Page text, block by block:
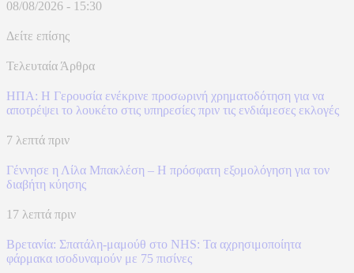
08/08/2026 - 15:30
Δείτε επίσης
Τελευταία Άρθρα
ΗΠΑ: Η Γερουσία ενέκρινε προσωρινή χρηματοδότηση για να
αποτρέψει το λουκέτο στις υπηρεσίες πριν τις ενδιάμεσες εκλογές
7 λεπτά πριν
Γέννησε η Λίλα Μπακλέση – Η πρόσφατη εξομολόγηση για τον
διαβήτη κύησης
17 λεπτά πριν
Βρετανία: Σπατάλη‑μαμούθ στο NHS: Τα αχρησιμοποίητα
φάρμακα ισοδυναμούν με 75 πισίνες